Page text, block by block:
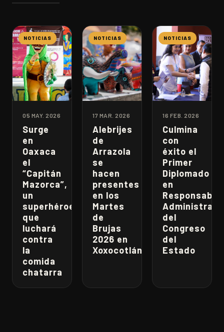
NOTICIAS
05 MAY. 2026
Surge
en
Oaxaca
el
“Capitán
Mazorca”,
un
superhéroe
que
luchará
contra
la
comida
chatarra
NOTICIAS
17 MAR. 2026
Alebrijes
de
Arrazola
se
hacen
presentes
en los
Martes
de
Brujas
2026 en
Xoxocotlán
NOTICIAS
16 FEB. 2026
Culmina
con
éxito el
Primer
Diplomado
en
del
Congreso
del
Estado